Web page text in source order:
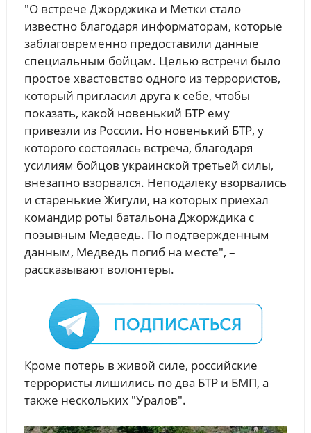
"О встрече Джорджика и Метки стало
известно благодаря информаторам, которые
заблаговременно предоставили данные
специальным бойцам. Целью встречи было
простое хвастовство одного из террористов,
который пригласил друга к себе, чтобы
показать, какой новенький БТР ему
привезли из России. Но новенький БТР, у
которого состоялась встреча, благодаря
усилиям бойцов украинской третьей силы,
внезапно взорвался. Неподалеку взорвались
и старенькие Жигули, на которых приехал
командир роты батальона Джорждика с
позывным Медведь. По подтвержденным
данным, Медведь погиб на месте", –
рассказывают волонтеры.
Кроме потерь в живой силе, российские
террористы лишились по два БТР и БМП, а
также нескольких "Уралов".